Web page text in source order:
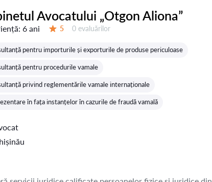
Avocatului „Otgon Aliona”
6 ani 5 Evaluărilor:
0 evaluărilor
pentru importurile și exporturile de produse periculoase
pentru procedurile vamale
privind reglementările vamale internaționale
în fața instanțelor în cazurile de fraudă vamală